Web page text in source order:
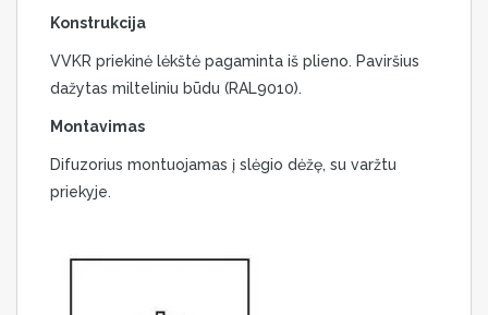
Konstrukcija
VVKR priekinė lėkštė pagaminta iš plieno. Paviršius
dažytas milteliniu būdu (RAL9010).
Montavimas
Difuzorius montuojamas į slėgio dėžę, su varžtu
priekyje.